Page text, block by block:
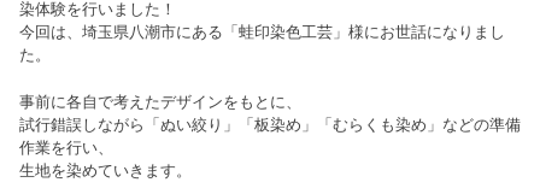
染体験を行いました！
今回は、埼玉県八潮市にある「蛙印染色工芸」様にお世話になりまし
た。
事前に各自で考えたデザインをもとに、
試行錯誤しながら「ぬい絞り」「板染め」「むらくも染め」などの準備
作業を行い、
生地を染めていきます。